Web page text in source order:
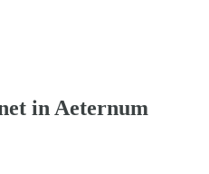
in Aeternum